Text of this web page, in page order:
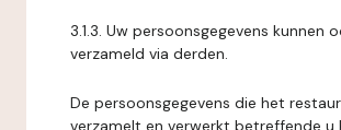
3.1.3. Uw persoonsgegevens kunnen
verzameld via derden.
De persoonsgegevens die het
verzamelt en verwerkt betreffende u